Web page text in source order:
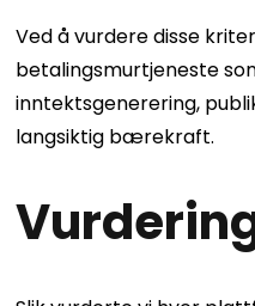
Ved å vurdere disse
betalingsmurtjeneste
inntektsgenerering,
langsiktig bærekraft.